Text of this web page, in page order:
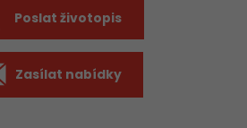
Poslat životopis
Zasílat nabídky